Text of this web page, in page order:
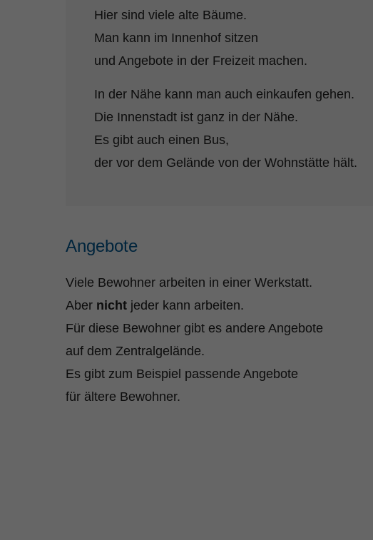
Hier sind viele alte Bäume.
Man kann im Innenhof sitzen
und Angebote in der Freizeit machen.
In der Nähe kann man auch einkaufen gehen.
Die Innenstadt ist ganz in der Nähe.
Es gibt auch einen Bus,
der vor dem Gelände von der Wohnstätte hält.
Angebote
Viele Bewohner arbeiten in einer Werkstatt.
Aber nicht jeder kann arbeiten.
Für diese Bewohner gibt es andere Angebote
auf dem Zentralgelände.
Es gibt zum Beispiel passende Angebote
für ältere Bewohner.